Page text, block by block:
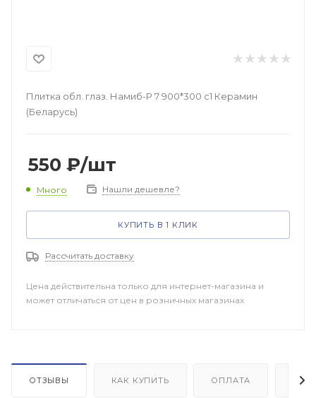
Плитка обл. глаз. Намиб-Р 7 900*300 с1 Керамин
(Беларусь)
550 ₽/шт
Много Нашли дешевле?
КУПИТЬ В 1 КЛИК
Рассчитать доставку
Цена действительна только для интернет-магазина и
может отличаться от цен в розничных магазинах
ОТЗЫВЫ КАК КУПИТЬ ОПЛАТА